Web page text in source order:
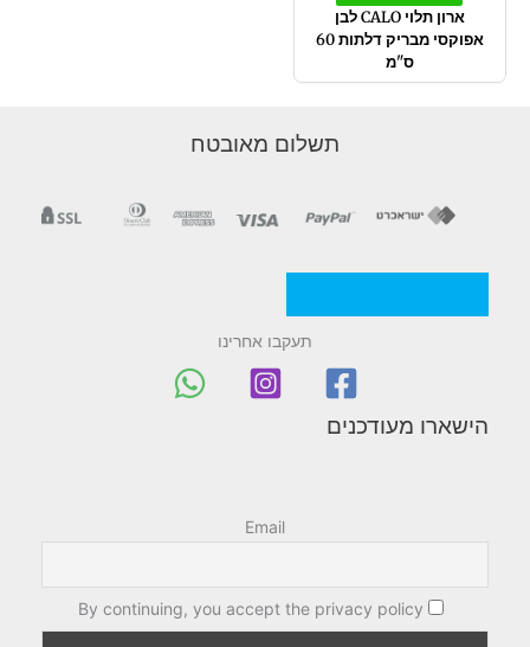
ארון תלוי CALO לבן
אפוקסי מבריק דלתות 60
ס"מ
תשלום מאובטח
תעקבו אחרינו
הישארו מעודכנים
Email
By continuing, you accept the privacy policy